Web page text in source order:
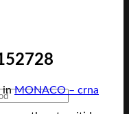
inMONACO – crna